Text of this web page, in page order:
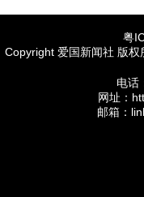
粤
Copyright 爱国新闻社 版
电话
网址：
邮箱：